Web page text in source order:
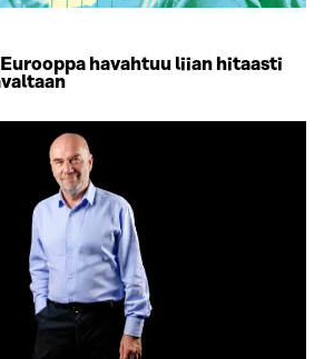
havahtuu liian hitaasti